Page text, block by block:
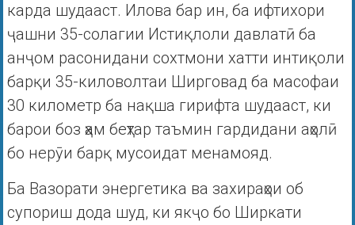
карда шудааст. Илова бар ин, ба ифтихори
ҷашни 35-солагии Истиқлоли давлатӣ ба
анҷом расонидани сохтмони хатти интиқоли
барқи 35-киловолтаи Ширговад ба масофаи
30 километр ба нақша гирифта шудааст, ки
барои боз ҳам беҳтар таъмин гардидани аҳолӣ
бо нерӯи барқ мусоидат менамояд.
Ба Вазорати энергетика ва захираҳои об
супориш дода шуд, ки якҷо бо Ширкати